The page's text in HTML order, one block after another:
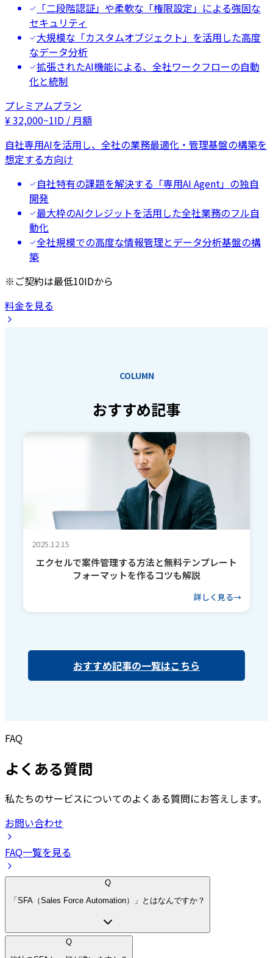
「二段階認証」や柔軟な「権限設定」による強固な
セキュリティ
大規模な「カスタムオブジェクト」を活用した高度
なデータ分析
拡張されたAI機能による、全社ワークフローの自動
化と統制
プレミアムプラン
¥32,000~1ID / 月額
自社専用AIを活用し、全社の業務最適化・管理基盤の構築を
想定する方向け
自社特有の課題を解決する「専用AI Agent」の独自
開発
最大枠のAIクレジットを活用した全社業務のフル自
動化
全社規模での高度な情報管理とデータ分析基盤の構
築
※ご契約は最低10IDから
料金を見る
COLUMN
おすすめ記事
2025.12.15
エクセルで案件管理する方法と無料テンプレート
フォーマットを作るコツも解説
詳しく見る
おすすめ記事の一覧はこちら
FAQ
よくある質問
私たちのサービスについてのよくある質問にお答えします。
お問い合わせ
FAQ一覧を見る
Q
「SFA（Sales Force Automation）」とはなんですか？
Q